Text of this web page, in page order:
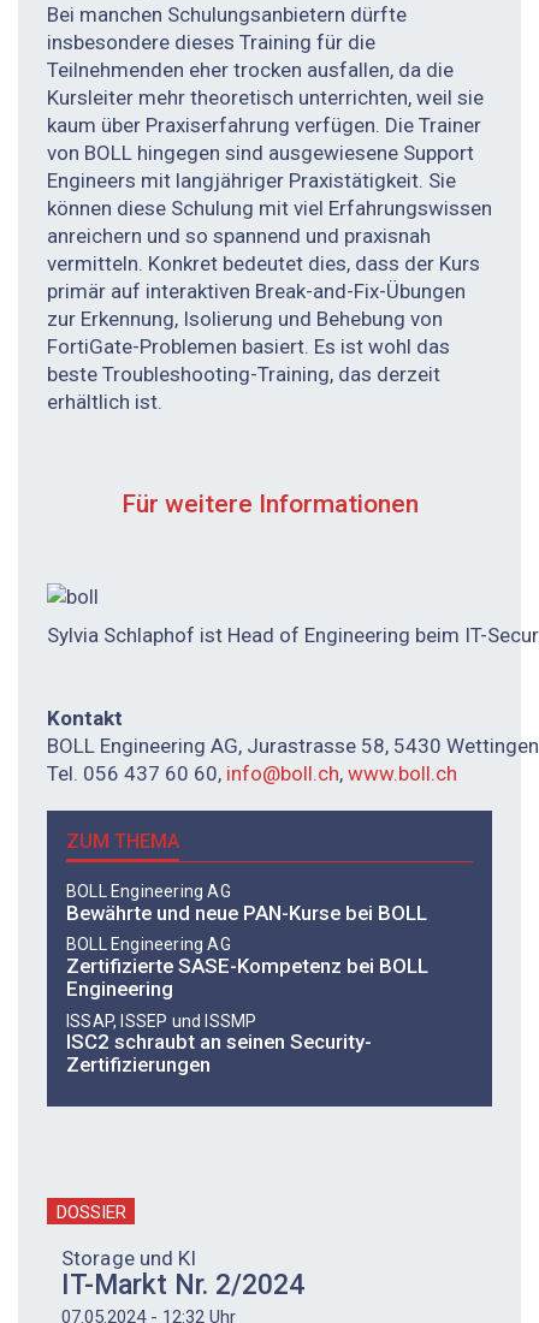
Bei manchen Schulungsanbietern dürfte
insbesondere dieses Training für die
Teilnehmenden eher trocken ausfallen, da die
Kursleiter mehr theoretisch unterrichten, weil sie
kaum über Praxiserfahrung verfügen. Die Trainer
von BOLL hingegen sind ausgewiesene Support
Engineers mit langjähriger Praxistätigkeit. Sie
können diese Schulung mit viel Erfahrungswissen
anreichern und so spannend und praxisnah
vermitteln. Konkret bedeutet dies, dass der Kurs
primär auf interaktiven Break-and-Fix-Übungen
zur Erkennung, Isolierung und Behebung von
FortiGate-Problemen basiert. Es ist wohl das
beste Troubleshooting-Training, das derzeit
erhältlich ist.
Für weitere Informationen
Sylvia Schlaphof ist Head of Engineering beim IT-
Kontakt
BOLL Engineering AG, Jurastrasse 58, 5430 Wettingen
Tel. 056 437 60 60, info@boll.ch, www.boll.ch
ZUM THEMA
BOLL Engineering AG
Bewährte und neue PAN-Kurse bei BOLL
BOLL Engineering AG
Zertifizierte SASE-Kompetenz bei BOLL
Engineering
ISSAP, ISSEP und ISSMP
ISC2 schraubt an seinen Security-
Zertifizierungen
DOSSIER
Storage und KI
IT-Markt Nr. 2/2024
07.05.2024 - 12:32 Uhr